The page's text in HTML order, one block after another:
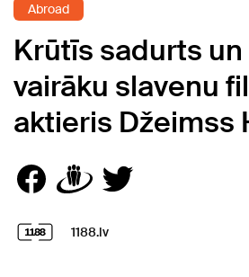
Abroad
Krūtīs sadurts
vairāku slavenu
aktieris Džeimss
1188.lv